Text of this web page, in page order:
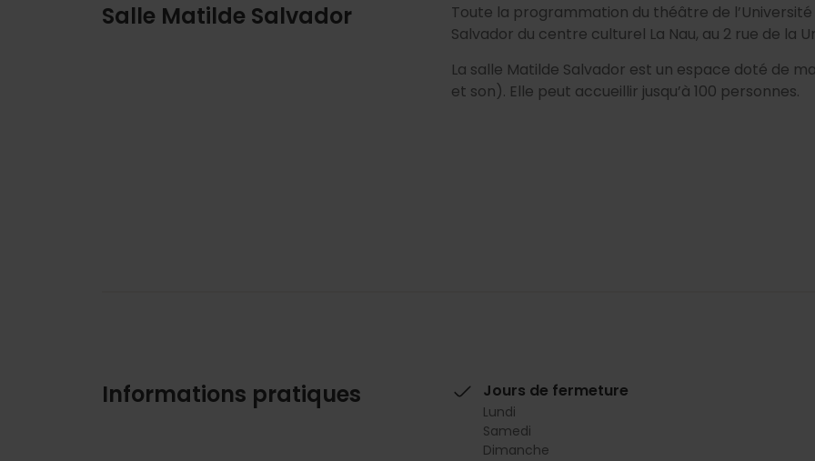
Salle Matilde Salvador
Toute la programmation du théâtre de
Salvador du centre culturel La Nau, au 2 rue de la
La salle Matilde Salvador est un espace doté de
et son). Elle peut accueillir jusqu’à 100 personnes.
Informations pratiques Jours de fermeture
Lundi
Samedi
Dimanche